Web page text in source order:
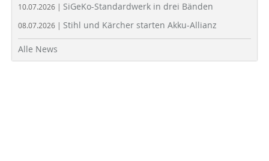
10.07.2026 | SiGeKo-Standardwerk in drei Bänden
08.07.2026 | Stihl und Kärcher starten Akku-Allianz
Alle News